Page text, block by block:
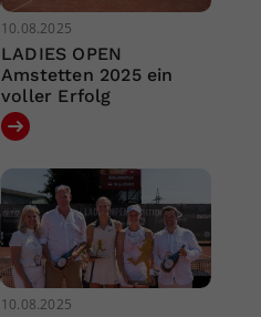
10.08.2025
LADIES OPEN
Amstetten 2025 ein
voller Erfolg
10.08.2025